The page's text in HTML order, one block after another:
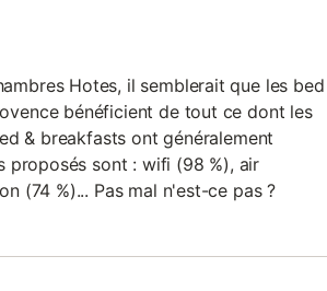
Hotes, il semblerait que les bed
bénéficient de tout ce dont les
& breakfasts ont généralement
proposés sont : wifi (98 %), air
(74 %)... Pas mal n'est-ce pas ?